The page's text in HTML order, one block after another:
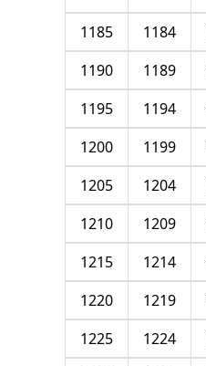
1184
1185
1189
1190
1194
1195
1199
1200
1204
1205
1209
1210
1214
1215
1219
1220
1224
1225